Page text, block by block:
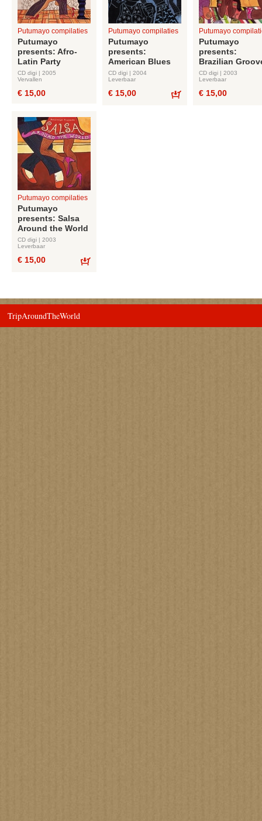
Putumayo compilaties
Putumayo
presents: Afro-
Latin Party
CD digi | 2005
Vervallen
€ 15,00
Putumayo compilaties
Putumayo
presents:
American Blues
CD digi | 2004
Leverbaar
€ 15,00
Putumayo
Putumayo
presents:
Brazilian
CD digi | 2003
Leverbaar
€ 15,00
Putumayo compilaties
Putumayo
presents: Salsa
Around the World
CD digi | 2003
Leverbaar
€ 15,00
TripAroundTheWorld